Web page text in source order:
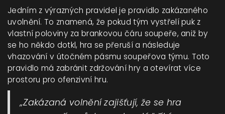
Jedním z výrazných pravidel je pravidlo zakázaného
uvolnění. To znamená, že pokud tým vystřelí puk z
vlastní poloviny za brankovou čáru soupeře, aniž by
se ho někdo dotkl, hra se přeruší a následuje
vhazování v útočném pásmu soupeřova týmu. Toto
pravidlo má zabránit zdržování hry a otevírat více
prostoru pro ofenzivní hru.
„Zakázaná volnění zajišťují, že se hra